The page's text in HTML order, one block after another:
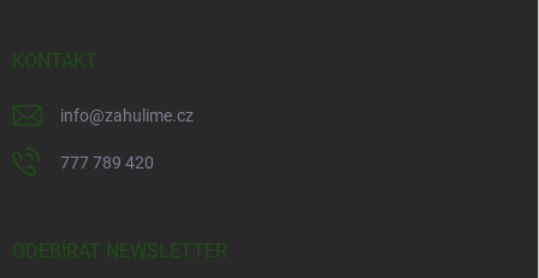
KONTAKT
info@zahulime.cz
777 789 420
ODEBÍRAT NEWSLETTER